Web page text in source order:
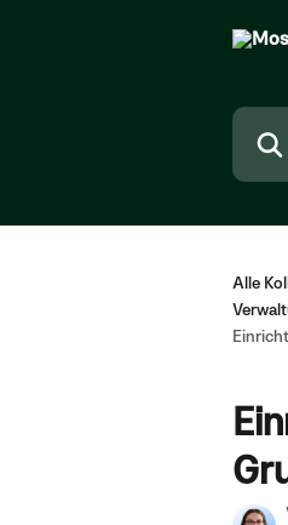
Nach
Alle